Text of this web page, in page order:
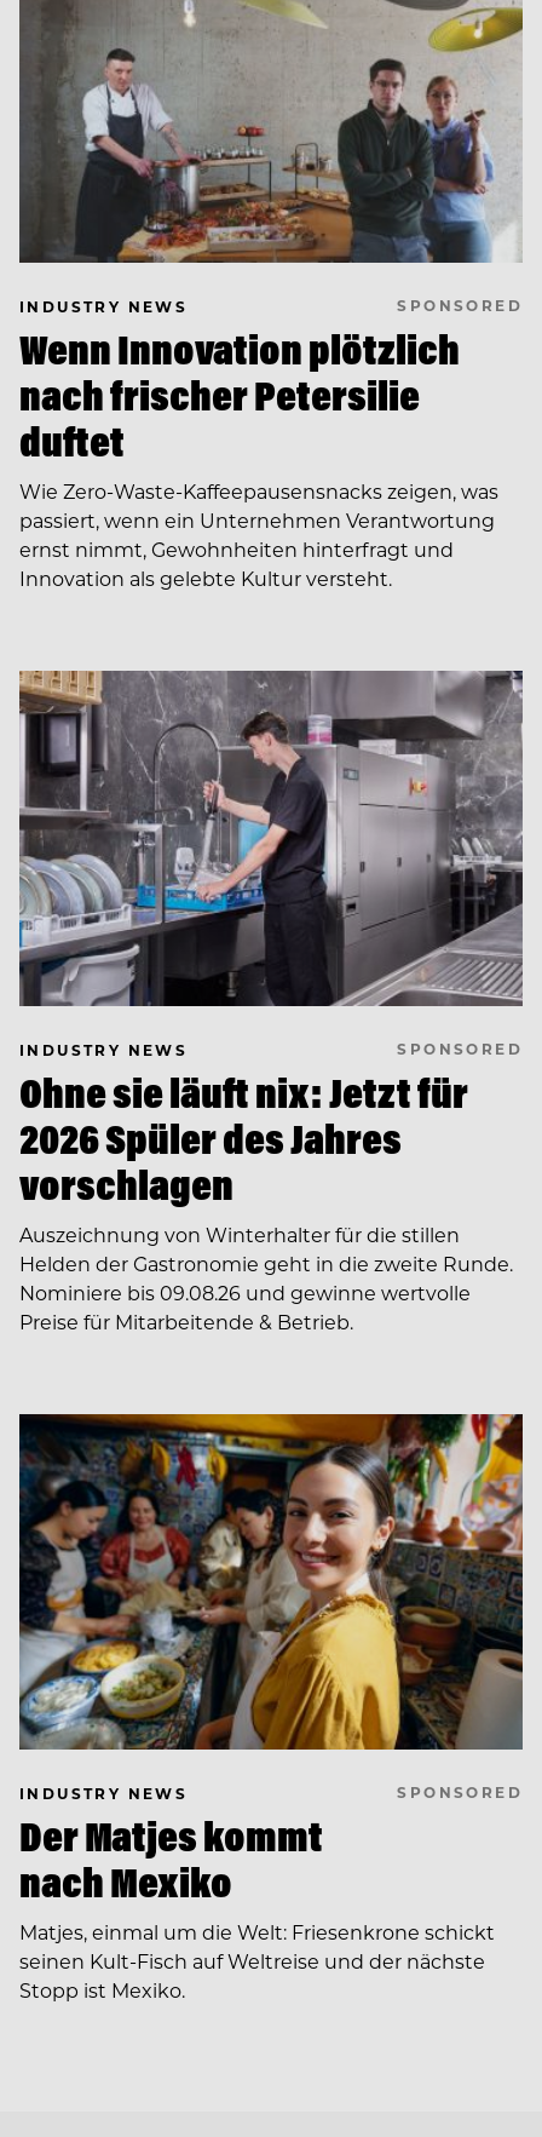
INDUSTRY NEWS SPONSORED
Wenn Innovation plötzlich
nach frischer Petersilie
duftet
Wie Zero-Waste-Kaffeepausensnacks zeigen, was
passiert, wenn ein Unternehmen Verantwortung
ernst nimmt, Gewohnheiten hinterfragt und
Innovation als gelebte Kultur versteht.
INDUSTRY NEWS SPONSORED
Ohne sie läuft nix: Jetzt für
2026 Spüler des Jahres
vorschlagen
Auszeichnung von Winterhalter für die stillen
Helden der Gastronomie geht in die zweite Runde.
Nominiere bis 09.08.26 und gewinne wertvolle
Preise für Mitarbeitende & Betrieb.
INDUSTRY NEWS SPONSORED
Der Matjes kommt
nach Mexiko
Matjes, einmal um die Welt: Friesenkrone schickt
seinen Kult-Fisch auf Weltreise und der nächste
Stopp ist Mexiko.